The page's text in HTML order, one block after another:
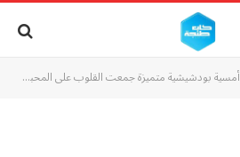
أمسية بودشيشية متميزة جمعت القلوب على المحبة والذكر وارتقت بالأرواح في مدارج النور والصفاء